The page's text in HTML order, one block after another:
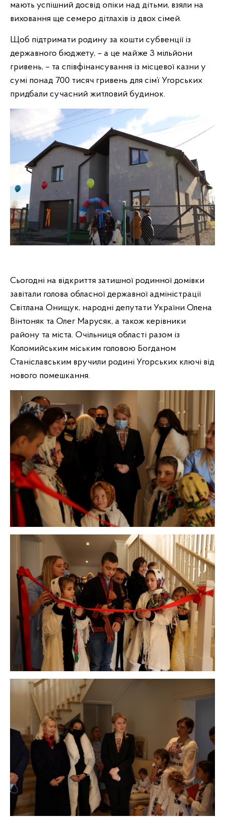
мають успішний досвід опіки над дітьми, взяли на
виховання ще семеро дітлахів із двох сімей.
Щоб підтримати родину за кошти субвенції із
державного бюджету, – а це майже 3 мільйони
гривень, – та співфінансування із місцевої казни у
сумі понад 700 тисяч гривень для сім’ї Угорських
придбали сучасний житловий будинок.
Сьогодні на відкриття затишної родинної домівки
завітали голова обласної державної адміністрації
Світлана Онищук, народні депутати України Олена
Вінтоняк та Олег Марусяк, а також керівники
району та міста. Очільниця області разом із
Коломийським міським головою Богданом
Станіславським вручили родині Угорських ключі від
нового помешкання.